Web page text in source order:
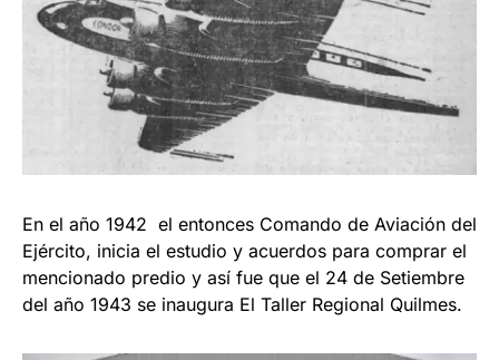
En el año 1942 el entonces Comando de Aviación del
Ejército, inicia el estudio y acuerdos para comprar el
mencionado predio y así fue que el 24 de Setiembre
del año 1943 se inaugura El Taller Regional Quilmes.